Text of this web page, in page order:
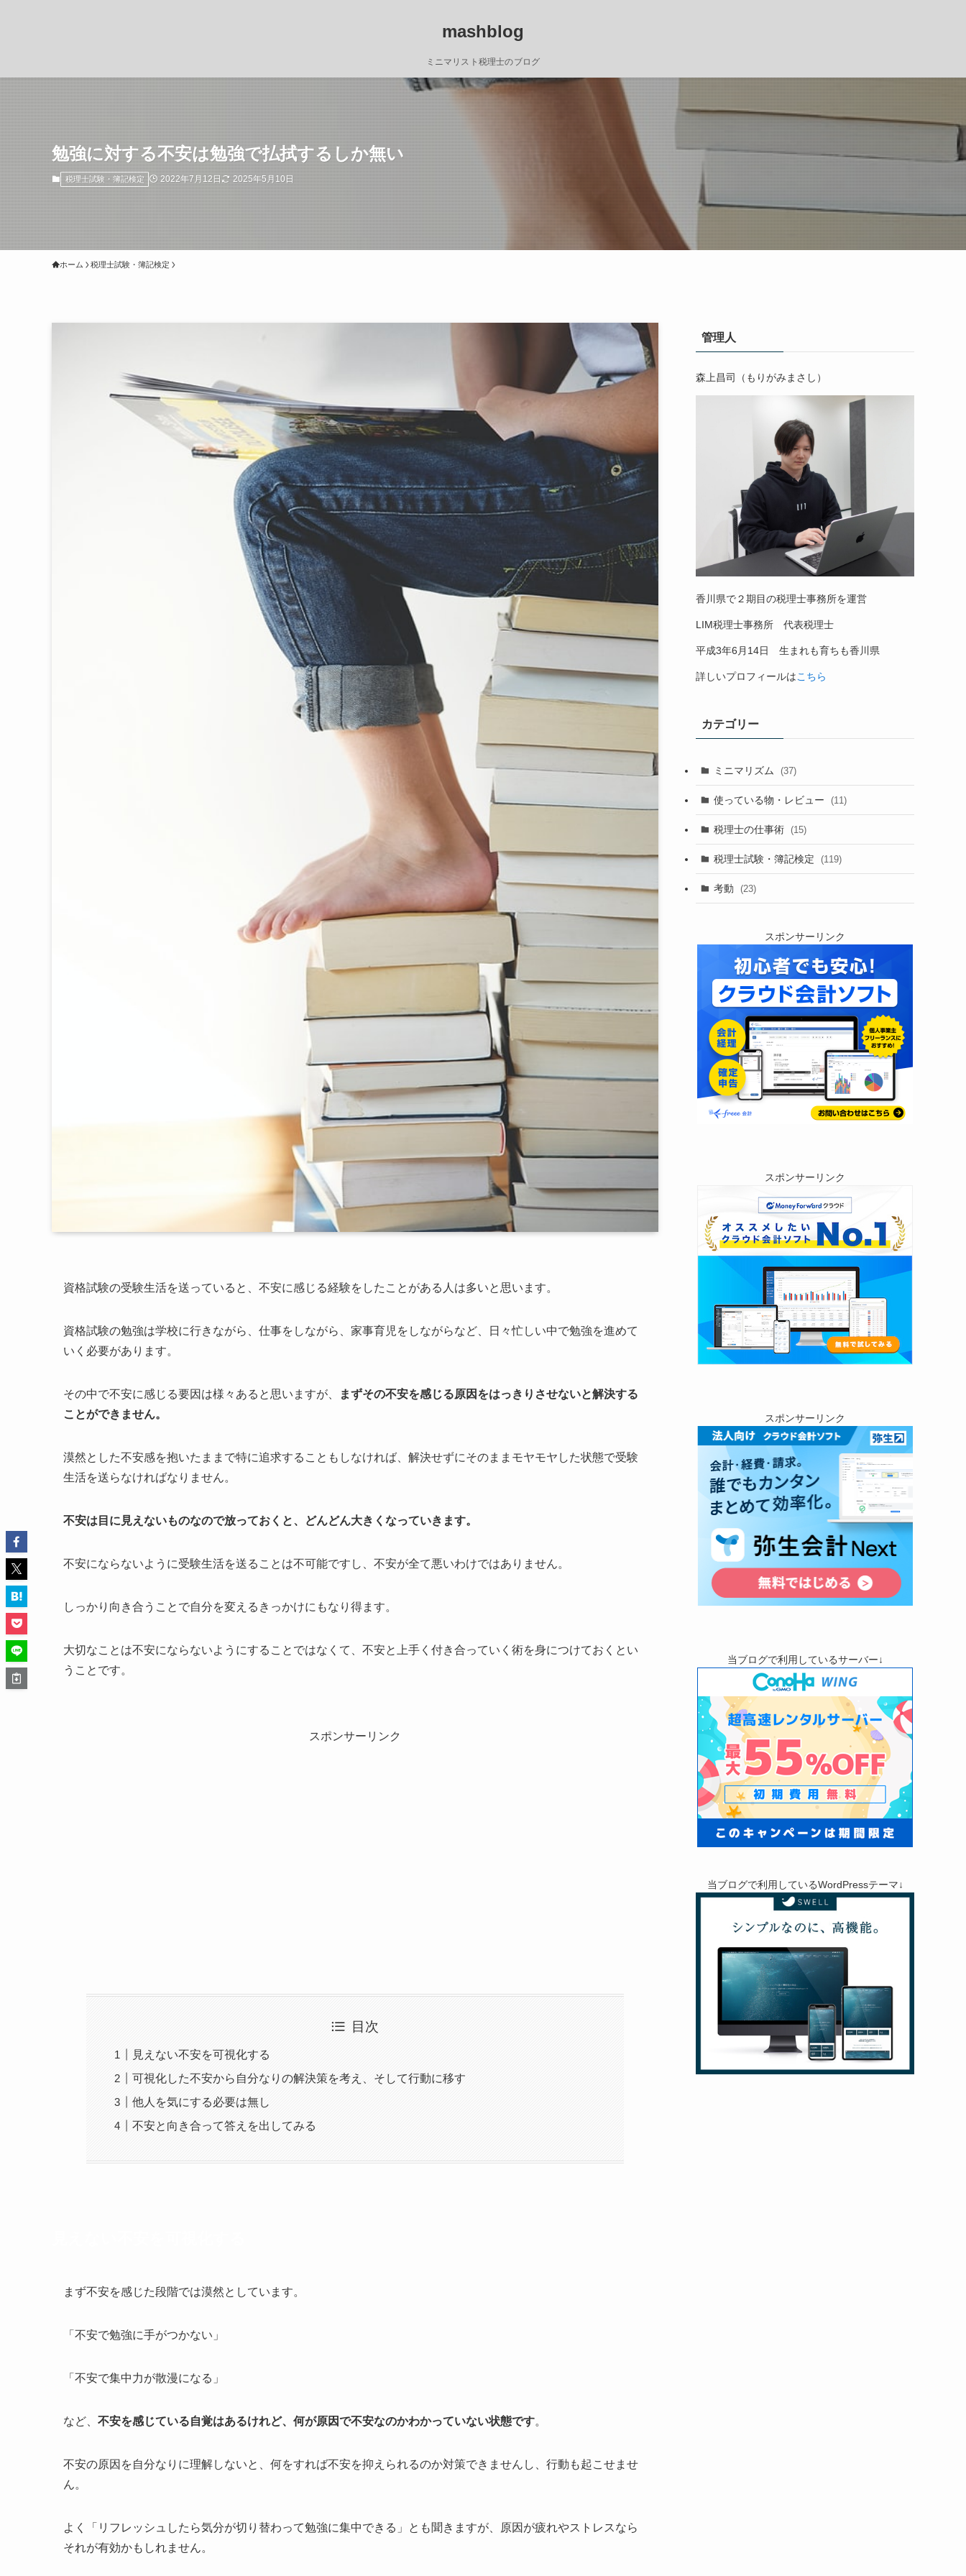
mashblog
ミニマリスト税理士のブログ
勉強に対する不安は勉強で払拭するしか無い
税理士試験・簿記検定 2022年7月12日 2025年5月10日
ホーム 税理士試験・簿記検定
資格試験の受験生活を送っていると、不安に感じる経験をしたことがある人は多いと思います。
資格試験の勉強は学校に行きながら、仕事をしながら、家事育児をしながらなど、日々忙しい中で勉強を進めて
いく必要があります。
その中で不安に感じる要因は様々あると思いますが、
まずその不安を感じる原因をはっきりさせないと解決する
ことができません。
漠然とした不安感を抱いたままで特に追求することもしなければ、解決せずにそのままモヤモヤした状態で受験
生活を送らなければなりません。
不安は目に見えないものなので放っておくと、どんどん大きくなっていきます。
不安にならないように受験生活を送ることは不可能ですし、不安が全て悪いわけではありません。
しっかり向き合うことで自分を変えるきっかけにもなり得ます。
大切なことは不安にならないようにすることではなくて、不安と上手く付き合っていく術を身につけておくとい
うことです。
スポンサーリンク
目次
見えない不安を可視化する
可視化した不安から自分なりの解決策を考え、そして行動に移す
他人を気にする必要は無し
不安と向き合って答えを出してみる
まず不安を感じた段階では漠然としています。
「不安で勉強に手がつかない」
「不安で集中力が散漫になる」
など、 不安を感じている自覚はあるけれど、何が原因で不安なのかわかっていない状態です。
不安の原因を自分なりに理解しないと、何をすれば不安を抑えられるのか対策できませんし、行動も起こせませ
ん。
よく「リフレッシュしたら気分が切り替わって勉強に集中できる」とも聞きますが、原因が疲れやストレスなら
それが有効かもしれません。
管理人
森上昌司（もりがみまさし）
香川県で２期目の税理士事務所を運営
LIM税理士事務所 代表税理士
平成3年6月 14日 生まれも育ちも香川県
詳しいプロフィールはこちら
カテゴリー
ミニマリズム (37)
使っている物・レビュー (11)
税理士の仕事術 (15)
税理士試験・簿記検定 (119)
考動 (23)
スポンサーリンク
スポンサーリンク
スポンサーリンク
当ブログで利用しているサーバー↓
当ブログで利用しているWordPressテーマ↓